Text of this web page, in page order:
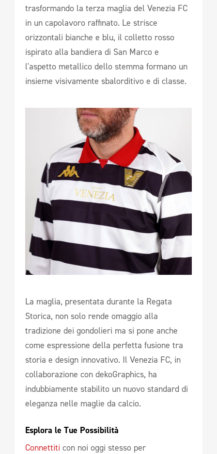
trasformando la terza maglia del Venezia FC
in un capolavoro raffinato. Le strisce
orizzontali bianche e blu, il colletto rosso
ispirato alla bandiera di San Marco e
l'aspetto metallico dello stemma formano un
insieme visivamente sbalorditivo e di classe.
La maglia, presentata durante la Regata
Storica, non solo rende omaggio alla
tradizione dei gondolieri ma si pone anche
come espressione della perfetta fusione tra
storia e design innovativo. Il Venezia FC, in
collaborazione con dekoGraphics, ha
indubbiamente stabilito un nuovo standard di
eleganza nelle maglie da calcio.
Esplora le Tue Possibilità
Connettiti con noi oggi stesso per